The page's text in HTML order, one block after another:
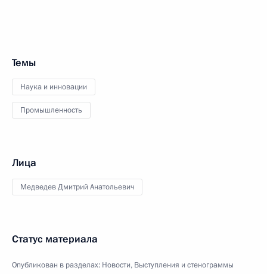
Темы
Наука и инновации
Промышленность
Лица
Медведев Дмитрий Анатольевич
Статус материала
Опубликован в разделах: Новости, Выступления и стенограммы